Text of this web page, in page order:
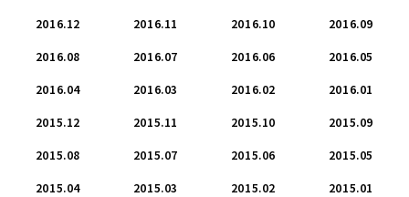
2016.12 2016.11 2016.10 2016.09
2016.08 2016.07 2016.06 2016.05
2016.04 2016.03 2016.02 2016.01
2015.12 2015.11 2015.10 2015.09
2015.08 2015.07 2015.06 2015.05
2015.04 2015.03 2015.02 2015.01